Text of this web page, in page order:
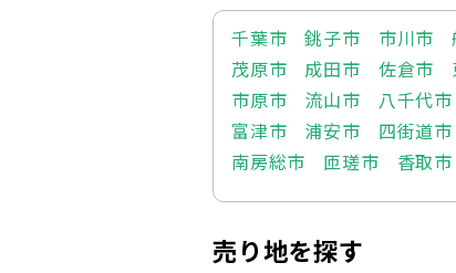
千葉市 銚子市 市川市
茂原市
成田市 佐倉市
市原市
流山市 八千代市
富津市
浦安市 四街道市
南房総市
匝瑳市 香取市
売り地を探す